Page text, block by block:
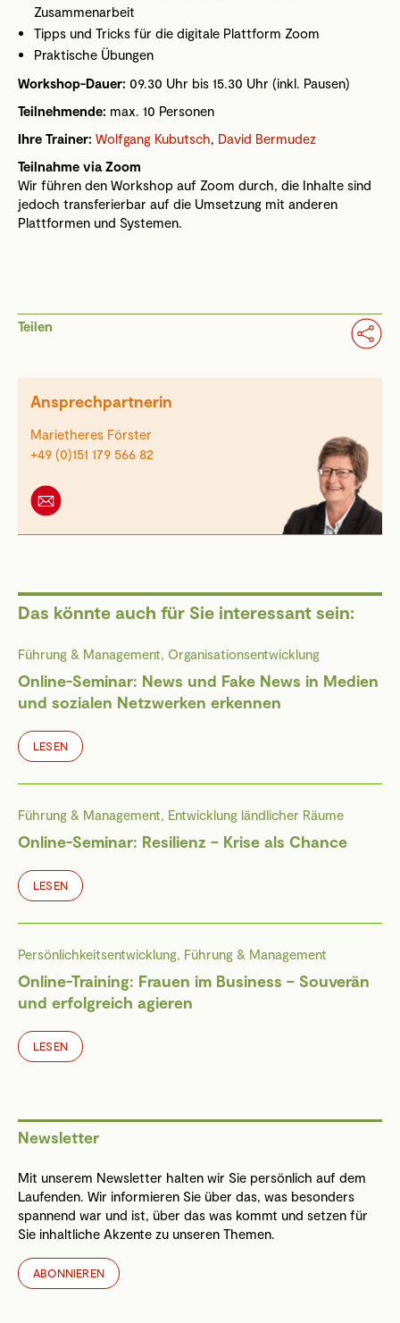
Zusammenarbeit
Tipps und Tricks für die digitale Plattform Zoom
Praktische Übungen
Workshop-Dauer: 09.30 Uhr bis 15.30 Uhr (inkl. Pausen)
Teilnehmende: max. 10 Personen
Ihre Trainer: Wolfgang Kubutsch, David Bermudez
Teilnahme via Zoom
Wir führen den Workshop auf Zoom durch, die Inhalte sind
jedoch transferierbar auf die Umsetzung mit anderen
Plattformen und Systemen.
Teilen
Ansprechpartnerin
Marietheres Förster
+49 (0)151 179 566 82
Das könnte auch für Sie interessant sein:
Führung & Management, Organisationsentwicklung
Online-Seminar: News und Fake News in Medien
und sozialen Netzwerken erkennen
LESEN
Führung & Management, Entwicklung ländlicher Räume
Online-Seminar: Resilienz – Krise als Chance
LESEN
Persönlichkeitsentwicklung, Führung & Management
Online-Training: Frauen im Business – Souverän
und erfolgreich agieren
LESEN
Newsletter
Mit unserem Newsletter halten wir Sie persönlich auf dem
Laufenden. Wir informieren Sie über das, was besonders
spannend war und ist, über das was kommt und setzen für
Sie inhaltliche Akzente zu unseren Themen.
ABONNIEREN